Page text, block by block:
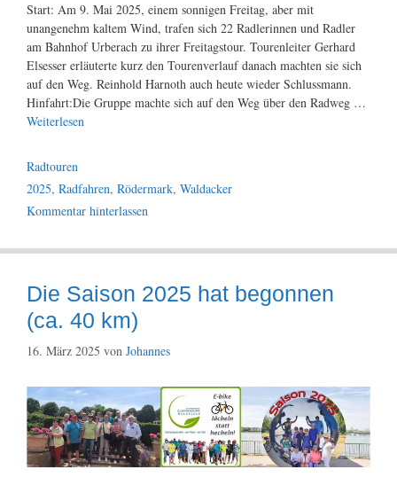
Start: Am 9. Mai 2025, einem sonnigen Freitag, aber mit
unangenehm kaltem Wind, trafen sich 22 Radlerinnen und Radler
am Bahnhof Urberach zu ihrer Freitagstour. Tourenleiter Gerhard
Elsesser erläuterte kurz den Tourenverlauf danach machten sie sich
auf den Weg. Reinhold Harnoth auch heute wieder Schlussmann.
Hinfahrt:Die Gruppe machte sich auf den Weg über den Radweg …
Weiterlesen
Kategorien
Radtouren
Schlagwörter
2025, Radfahren, Rödermark, Waldacker
Kommentar hinterlassen
Die Saison 2025 hat begonnen
(ca. 40 km)
16. März 2025 von Johannes